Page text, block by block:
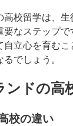
高校留学は、
要なステップ
立心を育む
でしょう。
ンドの高
校の違い